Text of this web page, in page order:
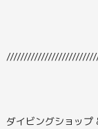
ダイビングショッ